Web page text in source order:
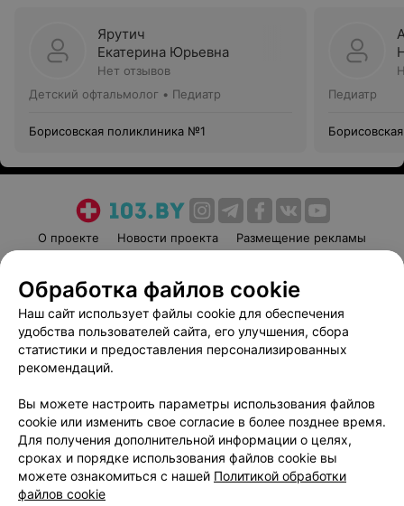
Ярутич
Екатерина Юрьевна
Нет отзывов
Детский офтальмолог • Педиатр
Борисовская поликлиника №1
Педиатр
О проекте Новости проекта
Размещение рекламы
Пользовательское соглашение
Способы оплаты
Вакансии
Партнеры
Написать руководителю 103.by
Обработка персональных данных
Обработка файлов cookie
Наш сайт использует файлы cookie для обеспечения
удобства пользователей сайта, его улучшения, сбора
статистики и предоставления персонализированных
рекомендаций.
Вы можете настроить параметры использования файлов
cookie или изменить свое согласие в более позднее время.
Для получения дополнительной информации о целях,
сроках и порядке использования файлов cookie вы
можете ознакомиться с нашей Политикой обработки
файлов cookie